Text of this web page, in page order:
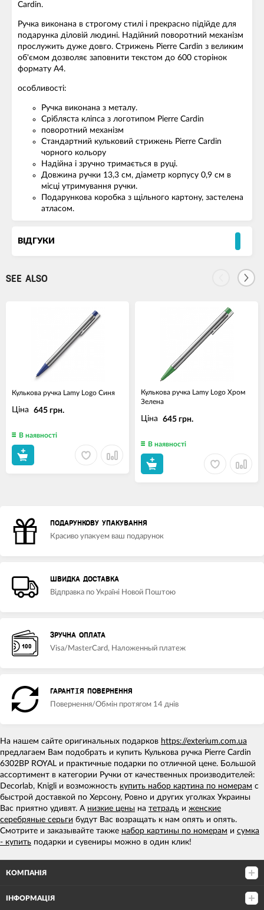
Cardin.
Ручка виконана в строгому стилі і прекрасно підійде для
подарунка діловій людині. Надійний поворотний механізм
прослужить дуже довго. Стрижень Pierre Cardin з великим
об'ємом дозволяє заповнити текстом до 600 сторінок
формату А4.
особливості:
Ручка виконана з металу.
Срібляста кліпса з логотипом Pierre Cardin
поворотний механізм
Стандартний кульковий стрижень Pierre Cardin
чорного кольору
Надійна і зручно тримається в руці.
Довжина ручки 13,3 см, діаметр корпусу 0,9 см в
місці утримування ручки.
Подарункова коробка з щільного картону, застелена
атласом.
ВІДГУКИ
SEE ALSO
Кулькова ручка Lamy Logo Синя
Ціна 645 грн.
В наявності
Кулькова ручка Lamy Logo Хром
Зелена
Ціна 645 грн.
В наявності
ПОДАРУНКОВУ УПАКУВАННЯ
Красиво упакуем ваш подарунок
ШВИДКА ДОСТАВКА
Відправка по Україні Новой Поштою
ЗРУЧНА ОПЛАТА
Visa/MasterCard, Наложенный платеж
ГАРАНТІЯ ПОВЕРНЕННЯ
Повернення/Обмін протягом 14 днів
На нашем сайте оригинальных подарков https://exterium.com.ua
предлагаем Вам подобрать и купить Кулькова ручка Pierre Cardin
6302BP ROYAL и практичные подарки по отличной цене. Большой
ассортимент в категории Ручки от качественных производителей:
Decorlab, Knigli и возможность купить набор картина по номерам с
быстрой доставкой по Херсону, Ровно и других уголках Украины
Вас приятно удивят. А низкие цены на тетрадь и женские
серебряные серьги будут Вас возращать к нам опять и опять.
Смотрите и заказывайте также набор картины по номерам и сумка
- купить подарки и сувениры можно в один клик!
КОМПАНІЯ
ІНФОРМАЦІЯ